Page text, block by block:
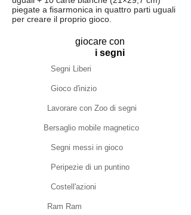
piegate a fisarmonica in quattro parti uguali
per creare il proprio gioco.
giocare con
i segni
Segni Liberi
Gioco d'inizio
Lavorare con Zoo di segni
Bersaglio mobile magnetico
Segni messi in gioco
Peripezie di un puntino
Costell'azioni
Ram Ram